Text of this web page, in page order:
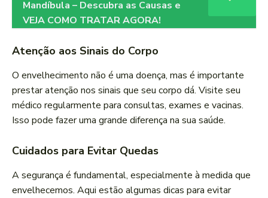
Mandíbula – Descubra as Causas e
VEJA COMO TRATAR AGORA!
Atenção aos Sinais do Corpo
O envelhecimento não é uma doença, mas é importante
prestar atenção nos sinais que seu corpo dá. Visite seu
médico regularmente para consultas, exames e vacinas.
Isso pode fazer uma grande diferença na sua saúde.
Cuidados para Evitar Quedas
A segurança é fundamental, especialmente à medida que
envelhecemos. Aqui estão algumas dicas para evitar